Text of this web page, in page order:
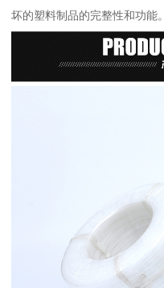
坏的塑料制品的完整性和功能。